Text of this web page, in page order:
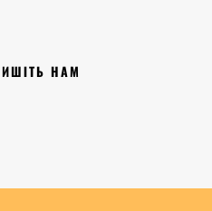
НАМ